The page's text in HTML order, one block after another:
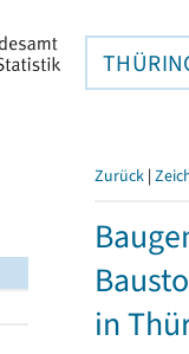
Zurück |
in